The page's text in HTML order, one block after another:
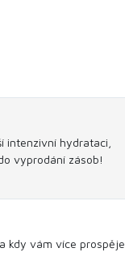
intenzivní hydrataci,
vyprodání zásob!
kdy vám více prospěje